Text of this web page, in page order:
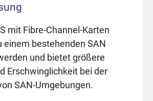
mit Fibre-Channel-Karten
einem bestehenden SAN
und bietet größere
Erschwinglichkeit bei der
SAN-Umgebungen.